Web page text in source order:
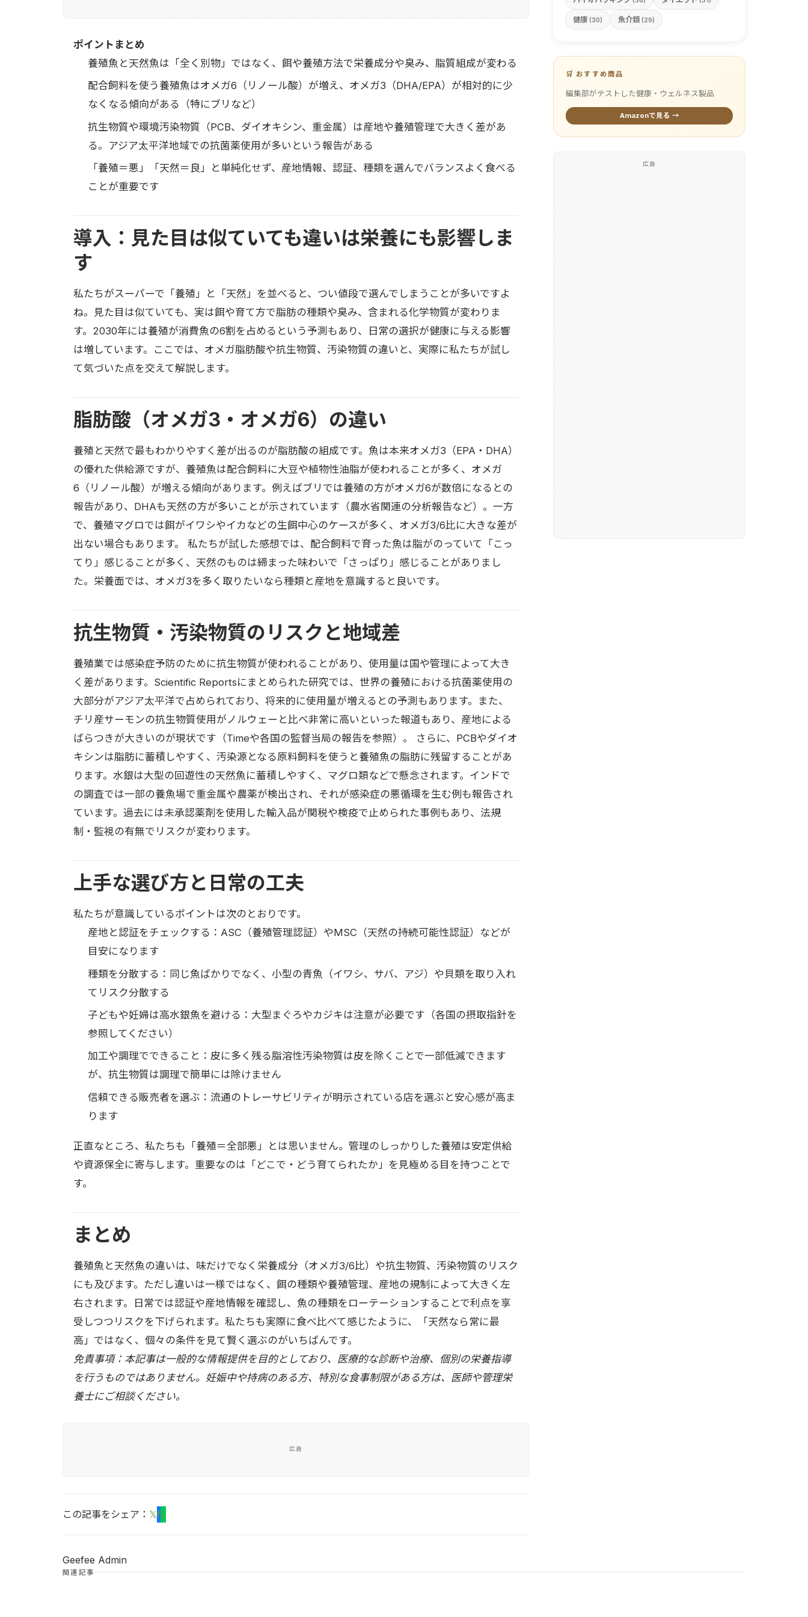
ポイントまとめ
養殖魚と天然魚は「全く別物」ではなく、餌や養殖方法で栄養成分や臭み、脂質組成が変わる
配合飼料を使う養殖魚はオメガ6（リノール酸）が増え、オメガ3（DHA/EPA）が相対的に少
なくなる傾向がある（特にブリなど）
抗生物質や環境汚染物質（PCB、ダイオキシン、重金属）は産地や養殖管理で大きく差があ
る。アジア太平洋地域での抗菌薬使用が多いという報告がある
「養殖＝悪」「天然＝良」と単純化せず、産地情報、認証、種類を選んでバランスよく食べる
ことが重要です
導入：見た目は似ていても違いは栄養にも影響しま
す
私たちがスーパーで「養殖」と「天然」を並べると、つい値段で選んでしまうことが多いですよ
ね。見た目は似ていても、実は餌や育て方で脂肪の種類や臭み、含まれる化学物質が変わりま
す。2030年には養殖が消費魚の6割を占めるという予測もあり、日常の選択が健康に与える影響
は増しています。ここでは、オメガ脂肪酸や抗生物質、汚染物質の違いと、実際に私たちが試し
て気づいた点を交えて解説します。
脂肪酸（オメガ3・オメガ6）の違い
養殖と天然で最もわかりやすく差が出るのが脂肪酸の組成です。魚は本来オメガ3（EPA・DHA）
の優れた供給源ですが、養殖魚は配合飼料に大豆や植物性油脂が使われることが多く、オメガ
6（リノール酸）が増える傾向があります。例えばブリでは養殖の方がオメガ6が数倍になるとの
報告があり、DHAも天然の方が多いことが示されています（農水省関連の分析報告など）。一方
で、養殖マグロでは餌がイワシやイカなどの生餌中心のケースが多く、オメガ3/6比に大きな差が
出ない場合もあります。 私たちが試した感想では、配合飼料で育った魚は脂がのっていて「こっ
てり」感じることが多く、天然のものは締まった味わいで「さっぱり」感じることがありまし
た。栄養面では、オメガ3を多く取りたいなら種類と産地を意識すると良いです。
抗生物質・汚染物質のリスクと地域差
養殖業では感染症予防のために抗生物質が使われることがあり、使用量は国や管理によって大き
く差があります。Scientific Reportsにまとめられた研究では、世界の養殖における抗菌薬使用の
大部分がアジア太平洋で占められており、将来的に使用量が増えるとの予測もあります。また、
チリ産サーモンの抗生物質使用がノルウェーと比べ非常に高いといった報道もあり、産地による
ばらつきが大きいのが現状です（Timeや各国の監督当局の報告を参照）。 さらに、PCBやダイオ
キシンは脂肪に蓄積しやすく、汚染源となる原料飼料を使うと養殖魚の脂肪に残留することがあ
ります。水銀は大型の回遊性の天然魚に蓄積しやすく、マグロ類などで懸念されます。インドで
の調査では一部の養魚場で重金属や農薬が検出され、それが感染症の悪循環を生む例も報告され
ています。過去には未承認薬剤を使用した輸入品が関税や検疫で止められた事例もあり、法規
制・監視の有無でリスクが変わります。
上手な選び方と日常の工夫
私たちが意識しているポイントは次のとおりです。
産地と認証をチェックする：ASC（養殖管理認証）やMSC（天然の持続可能性認証）などが
目安になります
種類を分散する：同じ魚ばかりでなく、小型の青魚（イワシ、サバ、アジ）や貝類を取り入れ
てリスク分散する
子どもや妊婦は高水銀魚を避ける：大型まぐろやカジキは注意が必要です（各国の摂取指針を
参照してください）
加工や調理でできること：皮に多く残る脂溶性汚染物質は皮を除くことで一部低減できます
が、抗生物質は調理で簡単には除けません
信頼できる販売者を選ぶ：流通のトレーサビリティが明示されている店を選ぶと安心感が高ま
ります
正直なところ、私たちも「養殖＝全部悪」とは思いません。管理のしっかりした養殖は安定供給
や資源保全に寄与します。重要なのは「どこで・どう育てられたか」を見極める目を持つことで
す。
まとめ
養殖魚と天然魚の違いは、味だけでなく栄養成分（オメガ3/6比）や抗生物質、汚染物質のリスク
にも及びます。ただし違いは一様ではなく、餌の種類や養殖管理、産地の規制によって大きく左
右されます。日常では認証や産地情報を確認し、魚の種類をローテーションすることで利点を享
受しつつリスクを下げられます。私たちも実際に食べ比べて感じたように、「天然なら常に最
高」ではなく、個々の条件を見て賢く選ぶのがいちばんです。
免責事項：本記事は一般的な情報提供を目的としており、医療的な診断や治療、個別の栄養指導
を行うものではありません。妊娠中や持病のある方、特別な食事制限がある方は、医師や管理栄
養士にご相談ください。
広告
この記事をシェア： 𝕏fL
Geefee Admin
健康 (30) 魚介類 (29)
🛒 おすすめ商品
編集部がテストした健康・ウェルネス製品
Amazonで見る →
広告
関連記事